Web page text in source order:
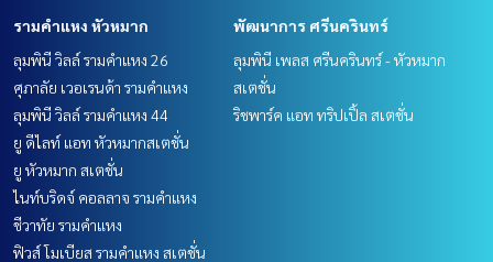
รามคำแหง หัวหมาก
ลุมพินี วิลล์ รามคำแหง 26
ศุภาลัย เวอเรนด้า รามคำแหง
ลุมพินี วิลล์ รามคำแหง 44
ยู ดีไลท์ แอท หัวหมากสเตชั่น
ยู หัวหมาก สเตชั่น
ไนท์บริดจ์ คอลลาจ รามคำแหง
ชีวาทัย รามคำแหง
ฟิวส์ โมเบียส รามคำแหง สเตชั่น
พัฒนาการ ศรีนครินทร์
ลุมพินี เพลส ศรีนครินทร์ - หัวหมาก
สเตชั่น
ริชพาร์ค แอท ทริปเปิ้ล สเตชั่น